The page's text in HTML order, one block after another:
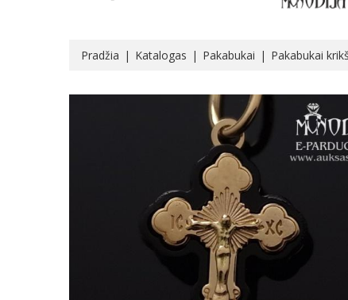
Pradžia Katalogas Pakabukai Pakabukai